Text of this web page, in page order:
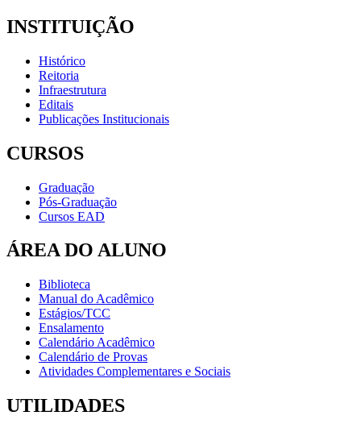
INSTITUIÇÃO
Histórico
Reitoria
Infraestrutura
Editais
Publicações Institucionais
CURSOS
Graduação
Pós-Graduação
Cursos EAD
ÁREA DO ALUNO
Biblioteca
Manual do Acadêmico
Estágios/TCC
Ensalamento
Calendário Acadêmico
Calendário de Provas
Atividades Complementares e Sociais
UTILIDADES